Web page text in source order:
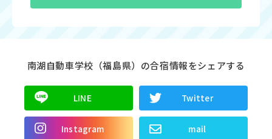
南湖自動車学校（福島県）の合宿情報をシェアする
LINE Twitter
Instagram mail